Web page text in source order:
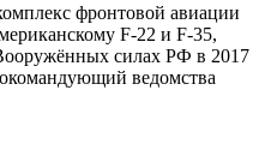
фронтовой авиации
F-22 и F-35,
силах РФ в 2017
ведомства